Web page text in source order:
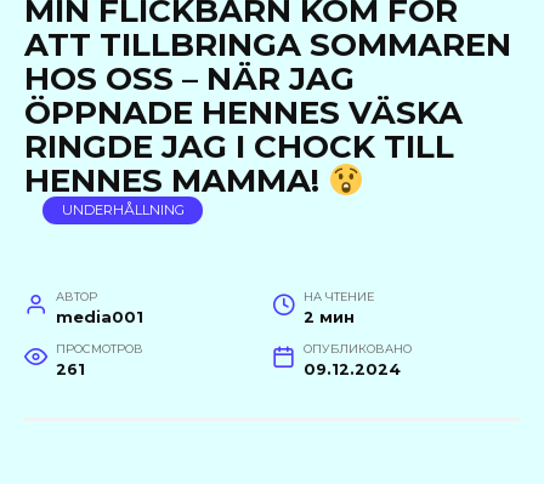
MIN FLICKBARN KOM FÖR
ATT TILLBRINGA SOMMAREN
HOS OSS – NÄR JAG
ÖPPNADE HENNES VÄSKA
RINGDE JAG I CHOCK TILL
HENNES MAMMA!
UNDERHÅLLNING
АВТОР
media001
НА ЧТЕНИЕ
2 мин
ПРОСМОТРОВ
261
ОПУБЛИКОВАНО
09.12.2024